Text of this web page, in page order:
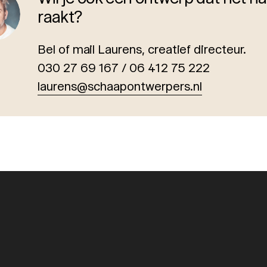
raakt?
Bel of mail Laurens, creatief directeur.
030 27 69 167 / 06 412 75 222
laurens@schaapontwerpers.nl